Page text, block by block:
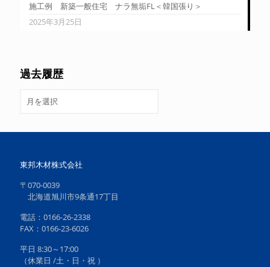
施工例 新築一般住宅 ナラ無垢FL＜韓国張り＞
2025年3月25日
過去履歴
東邦木材株式会社
〒070-0039
北海道旭川市9条通17丁目
電話：0166-26-2338
FAX：0166-23-6026
平日 8:30～17:00
（休業日 /土・日・祝 ）